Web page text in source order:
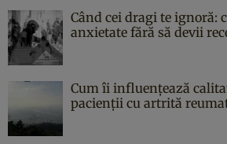
Când cei dragi te ignoră:
anxietate fără să devii
Cum îi influențează
pacienții cu artrită